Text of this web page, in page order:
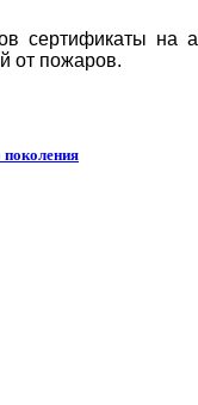
сертификаты
от пожаров.
поколения